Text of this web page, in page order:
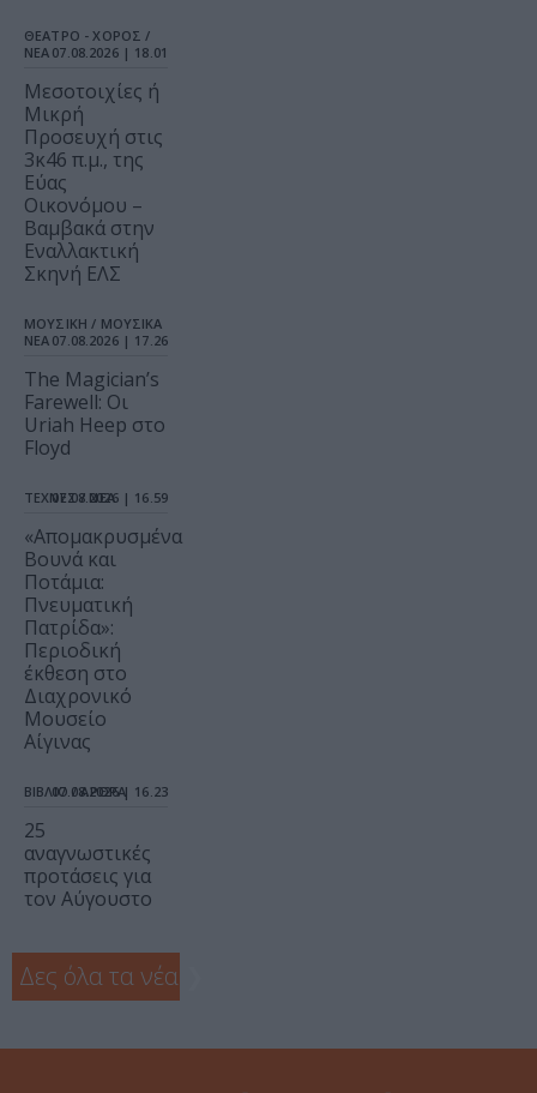
ΘΕΑΤΡΟ - ΧΟΡΟΣ /
ΝΕΑ 07.08.2026 | 18.01
Μεσοτοιχίες ή
Μικρή
Προσευχή στις
3κ46 π.μ., της
Εύας
Οικονόμου –
Βαμβακά στην
Εναλλακτική
Σκηνή ΕΛΣ
ΜΟΥΣΙΚΗ / ΜΟΥΣΙΚΑ
ΝΕΑ 07.08.2026 | 17.26
The Magician’s
Farewell: Οι
Uriah Heep στο
Floyd
ΤΕΧΝΕΣ / ΝΕΑ
07.08.2026 | 16.59
«Απομακρυσμένα
Βουνά και
Ποτάμια:
Πνευματική
Πατρίδα»:
Περιοδική
έκθεση στο
Διαχρονικό
Μουσείο
Αίγινας
ΒΙΒΛΙΟ / ΑΡΘΡΑ
07.08.2026 | 16.23
25
αναγνωστικές
προτάσεις για
τον Αύγουστο
Δες όλα τα νέα